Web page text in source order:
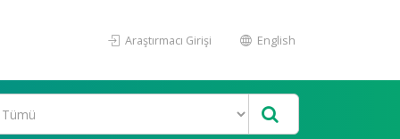
Araştırmacı Girişi English